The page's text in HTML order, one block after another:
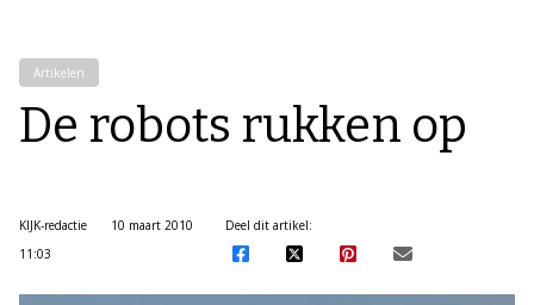
Artikelen
De robots rukken op
KIJK-redactie
10 maart 2010
11:03
Deel dit artikel: